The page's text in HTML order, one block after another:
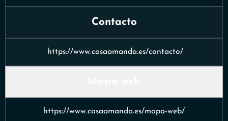
Contacto
https://www.casaamanda.es/contacto/
https://www.casaamanda.es/mapa-web/